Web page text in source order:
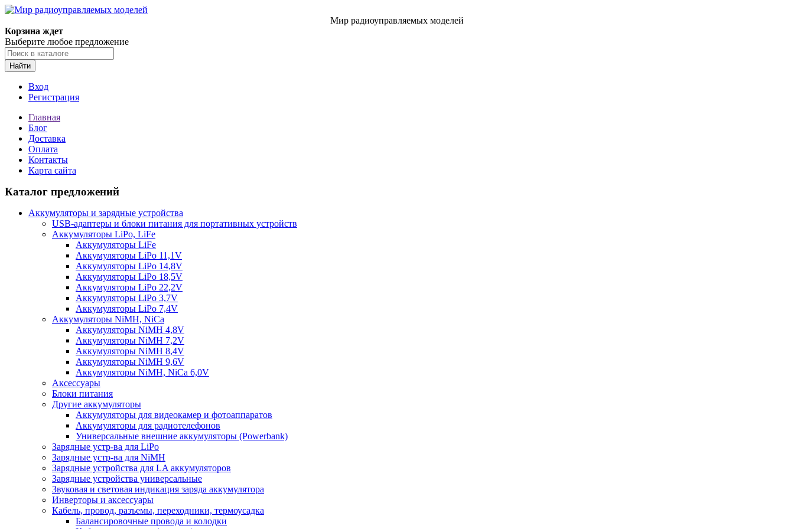
Мир радиоуправляемых моделей
Корзина ждет
Выберите любое предложение
Найти
Вход
Регистрация
Главная
Блог
Доставка
Оплата
Контакты
Карта сайта
Каталог предложений
Аккумуляторы и зарядные устройства
USB-адаптеры и блоки питания для портативных устройств
Аккумуляторы LiPo, LiFe
Аккумуляторы LiFe
Аккумуляторы LiPo 11,1V
Аккумуляторы LiPo 14,8V
Аккумуляторы LiPo 18,5V
Аккумуляторы LiPo 22,2V
Аккумуляторы LiPo 3,7V
Аккумуляторы LiPo 7,4V
Аккумуляторы NiMH, NiCa
Аккумуляторы NiMH 4,8V
Аккумуляторы NiMH 7,2V
Аккумуляторы NiMH 8,4V
Аккумуляторы NiMH 9,6V
Аккумуляторы NiMH, NiCa 6,0V
Аксессуары
Блоки питания
Другие аккумуляторы
Аккумуляторы для видеокамер и фотоаппаратов
Аккумуляторы для радиотелефонов
Универсальные внешние аккумуляторы (Powerbank)
Зарядные устр-ва для LiPo
Зарядные устр-ва для NiMH
Зарядные устройства для LA аккумуляторов
Зарядные устройства универсальные
Звуковая и световая индикация заряда аккумулятора
Инверторы и аксессуары
Кабель, провод, разъемы, переходники, термоусадка
Балансировочные провода и колодки